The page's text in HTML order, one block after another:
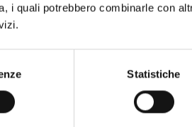
i quali potrebbero combinarle con
Statistiche
ALTRI PRODOTTI SPIDI